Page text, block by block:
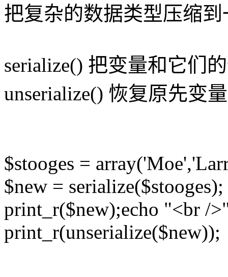
把复杂的数据类型压缩
serialize() 把变量和它们
unserialize() 恢复原先变量
$stooges =
$new = serialize($stooges);
print_r($new);echo "<br /
print_r(unserialize($new));